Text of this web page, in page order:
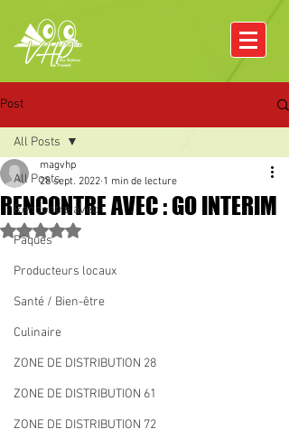
Post
All Posts
Rencontre avec
Pâques
Producteurs locaux
Santé / Bien-être
Culinaire
ZONE DE DISTRIBUTION 28
ZONE DE DISTRIBUTION 61
ZONE DE DISTRIBUTION 72
All Posts
RENCONTRE AVEC : GO INTERIM
magvhp
28 sept. 2022 1 min de lecture
Noté NaN étoiles sur 5.